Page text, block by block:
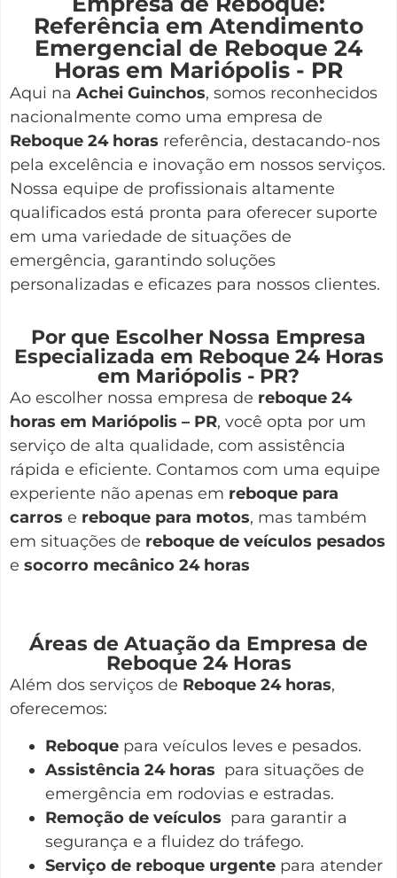
Referência em Atendimento
Emergencial de Reboque 24
Horas em Mariópolis - PR
Aqui na Achei Guinchos, somos reconhecidos
nacionalmente como uma empresa de
Reboque 24 horas referência, destacando-nos
pela excelência e inovação em nossos serviços.
Nossa equipe de profissionais altamente
qualificados está pronta para oferecer suporte
em uma variedade de situações de
emergência, garantindo soluções
personalizadas e eficazes para nossos clientes.
Por que Escolher Nossa Empresa
Especializada em Reboque 24 Horas
em Mariópolis - PR?
Ao escolher nossa empresa de reboque 24
horas em Mariópolis – PR, você opta por um
serviço de alta qualidade, com assistência
rápida e eficiente. Contamos com uma equipe
experiente não apenas em reboque para
carros e reboque para motos, mas também
em situações de reboque de veículos pesados
e socorro mecânico 24 horas
Áreas de Atuação da Empresa de
Reboque 24 Horas
Além dos serviços de Reboque 24 horas,
oferecemos:
Reboque para veículos leves e pesados.
Assistência 24 horas para situações de
emergência em rodovias e estradas.
Remoção de veículos para garantir a
segurança e a fluidez do tráfego.
Serviço de reboque urgente para atender